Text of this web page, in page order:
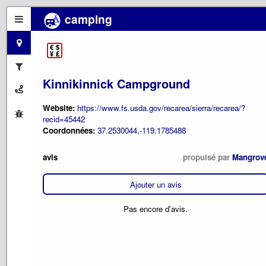
camping
Kinnikinnick Campground
Website: https://www.fs.usda.gov/recarea/sierra/recarea/?
recid=45442
Coordonnées: 37.2530044,-119.1785488
avis propulsé par
Ajouter un avis
Pas encore d'avis.